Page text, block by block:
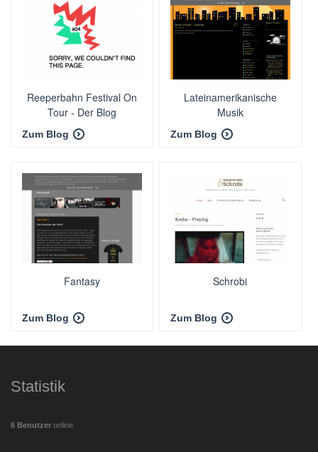
Reeperbahn Festival On
Tour - Der Blog
Zum Blog
Lateinamerikanische
Musik
Zum Blog
Fantasy
Zum Blog
Schrobi
Zum Blog
Statistik
6 Benutzer online